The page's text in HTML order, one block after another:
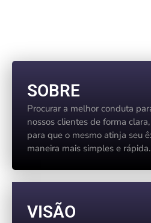
SOBRE
Procurar a melhor conduta
nossos clientes de forma
para que o mesmo atinja seu
maneira mais simples e rápida.
VISÃO